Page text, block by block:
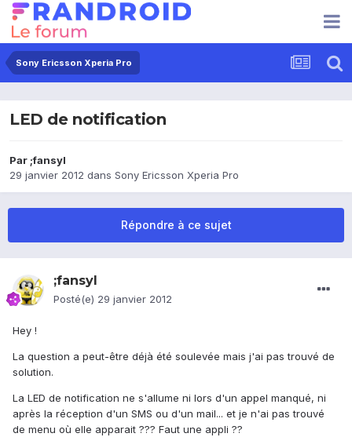
Sony Ericsson Xperia Pro
LED de notification
Par ;fansyl
29 janvier 2012 dans Sony Ericsson Xperia Pro
Répondre à ce sujet
;fansyl
Posté(e) 29 janvier 2012
Hey !
La question a peut-être déjà été soulevée mais j'ai pas trouvé de
solution.
La LED de notification ne s'allume ni lors d'un appel manqué, ni
après la réception d'un SMS ou d'un mail... et je n'ai pas trouvé
de menu où elle apparait ??? Faut une appli ??